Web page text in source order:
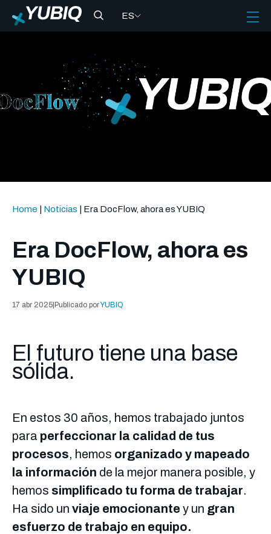
ES
Home Noticias Era DocFlow, ahora es YUBIQ
Era DocFlow, ahora es
YUBIQ
17 abr 2025 Publicado porYUBIQ
El futuro tiene una base
sólida.
En estos 30 años, hemos trabajado juntos
para perfeccionar la calidad de tus
procesos, hemos organizado y mapeado
la información de la mejor manera posible, y
hemos simplificado tu forma de trabajar.
Ha sido un viaje emocionante y un gran
esfuerzo de trabajo en equipo.